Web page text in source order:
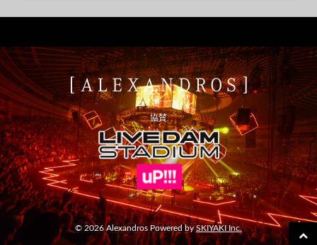
協賛
© 2026 Alexandros Powered bySKIYAKI Inc.